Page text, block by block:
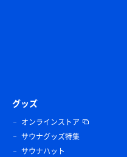
グッズ
オンラインストア
サウナグッズ特集
サウナハット